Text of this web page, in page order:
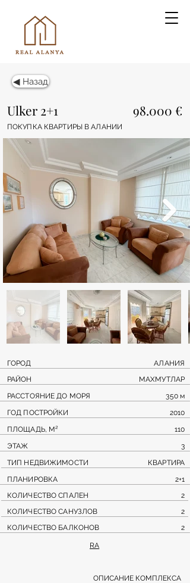
◀ Назад
Ulker 2+1 98.000 €
ПОКУПКА КВАРТИРЫ В АЛАНИИ
ГОРОД
АЛАНИЯ
РАЙОН
МАХМУТЛАР
РАССТОЯНИЕ ДО МОРЯ
350 м
ГОД ПОСТРОЙКИ
2010
ПЛОЩАДЬ, М²
110
ЭТАЖ
3
ТИП НЕДВИЖИМОСТИ
КВАРТИРА
2+1
ПЛАНИРОВКА
КОЛИЧЕСТВО СПАЛЕН
2
КОЛИЧЕСТВО САНУЗЛОВ
2
КОЛИЧЕСТВО БАЛКОНОВ
2
RA
ОПИСАНИЕ КОМПЛЕКСА